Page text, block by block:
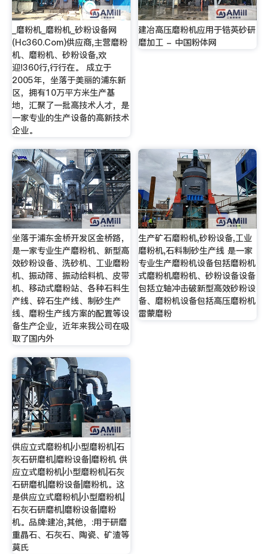
_磨粉机_磨粉机_砂粉设备网
(Hc360.Com)供应商,主营磨粉
机、磨粉机、砂粉设备,欢
迎!360行,行行在。 成立于
2005年，坐落于美丽的浦东新
区，拥有10万平方米生产基
地，汇聚了一批高技术人才，是
一家专业的生产设备的高新技术
企业。
建冶高压磨粉机应用于锆英砂研
磨加工 - 中国粉体网
坐落于浦东金桥开发区金桥路，
是一家专业生产磨粉机、新型高
效砂粉设备、洗砂机、工业磨粉
机、振动筛、振动给料机、皮带
机、移动式磨粉站、各种石料生
产线、碎石生产线、制砂生产
线、磨粉生产线方案的配置等设
备生产企业，近年来我公司在吸
取了国内外
生产矿石磨粉机,砂粉设备,工业
磨粉机,石料制砂生产线 是一家
专业生产磨粉机设备包括磨粉机
式磨粉机磨粉机、砂粉设备设备
包括立轴冲击破新型高效砂粉设
备、磨粉机设备包括高压磨粉机
雷蒙磨粉
供应立式磨粉机|小型磨粉机|石
灰石研磨机|磨粉设备|磨粉机 供
应立式磨粉机|小型磨粉机|石灰
石研磨机|磨粉设备|磨粉机。这
是供应立式磨粉机|小型磨粉机|
石灰石研磨机|磨粉设备|磨粉
机。品牌:建冶,其他，:用于研磨
重晶石、石灰石、陶瓷、矿渣等
莫氏